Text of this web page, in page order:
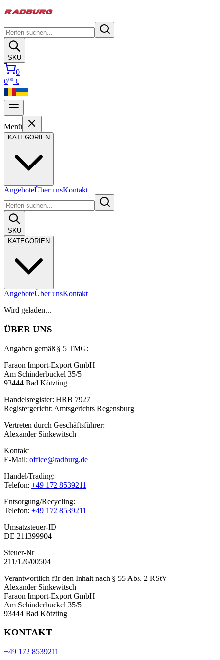
SKU
0
000 €
Menü
KATEGORIEN
AngeboteÜber unsKontakt
SKU
KATEGORIEN
AngeboteÜber unsKontakt
Wird geladen...
ÜBER UNS
Angaben gemäß § 5 TMG:
Faraon Import-Export GmbH
Am Schinderbuckel 35/5
93444 Bad Kötzting
Handelsregister: HRB 7927
Registergericht: Amtsgerichts Regensburg
Vertreten durch Geschäftsführer:
Alexander Sinkewitsch
Kontakt
E-Mail: office@radburg.de
Handel/Trading:
Telefon: +49 172 8539211
Entsorgung/Recycling:
Telefon: +49 172 8539211
Umsatzsteuer-ID
DE 211399904
Steuer-Nr
211/126/00504
Verantwortlich für den Inhalt nach § 55 Abs. 2 RStV
Alexander Sinkewitsch
Faraon Import-Export GmbH
Am Schinderbuckel 35/5
93444 Bad Kötzting
KONTAKT
+49 172 8539211